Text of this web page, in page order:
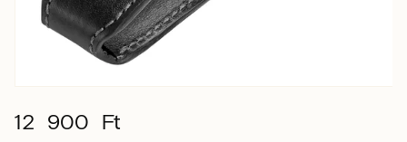
12 900 Ft